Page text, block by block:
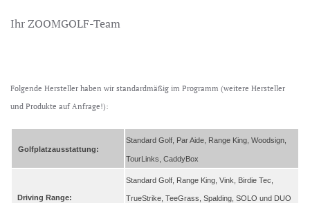
Ihr ZOOMGOLF-Team
Folgende Hersteller haben wir standardmäßig im Programm (weitere Hersteller
und Produkte auf Anfrage!):
Golfplatzausstattung:
Standard Golf, Par Aide, Range King, Woodsign,
TourLinks, CaddyBox
Driving Range:
Standard Golf, Range King, Vink, Birdie Tec,
TrueStrike, TeeGrass, Spalding, SOLO und DUO